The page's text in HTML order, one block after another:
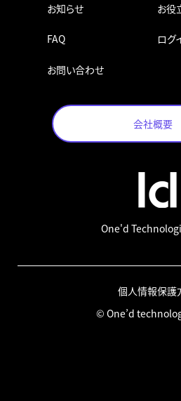
お知らせ お役
FAQ ログ
お問い合わせ
会社概要
One'd
個人情報保護
© One’d